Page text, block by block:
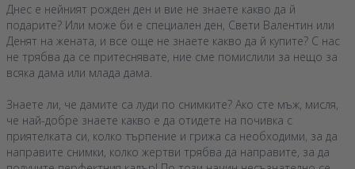
Днес е нейният рожден ден и вие не знаете какво да й
подарите? Или може би е специален ден, Свети Валентин или
Денят на жената, и все още не знаете какво да й купите? С нас
не трябва да се притеснявате, ние сме помислили за нещо за
всяка дама или млада дама.
Знаете ли, че дамите са луди по снимките? Ако сте мъж, мисля,
че най-добре знаете какво е да отидете на почивка с
приятелката си, колко търпение и грижа са необходими, за да
направите снимки, колко жертви трябва да направите, за да